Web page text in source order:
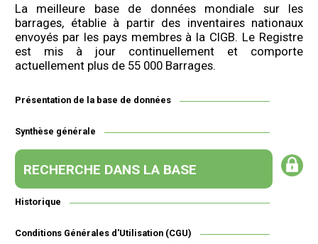
La meilleure base de données mondiale sur les
barrages, établie à partir des inventaires nationaux
envoyés par les pays membres à la CIGB. Le Registre
est mis à jour continuellement et comporte
actuellement plus de 55 000 Barrages.
Présentation de la base de données
Synthèse générale
RECHERCHE DANS LA BASE
Historique
Conditions Générales d'Utilisation (CGU)